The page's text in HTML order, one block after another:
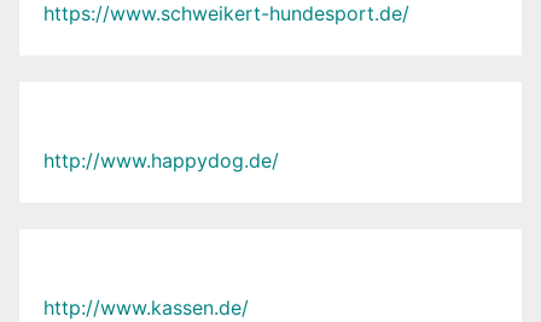
https://www.schweikert-hundesport.de/
http://www.happydog.de/
http://www.kassen.de/